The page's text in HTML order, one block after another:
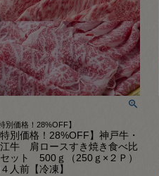
特別価格！28%OFF】
特別価格！28%OFF】神戸牛・
牛 肩ロースすき焼き食べ比
ット 500ｇ（250ｇ×２Ｐ）
人前【冷凍】